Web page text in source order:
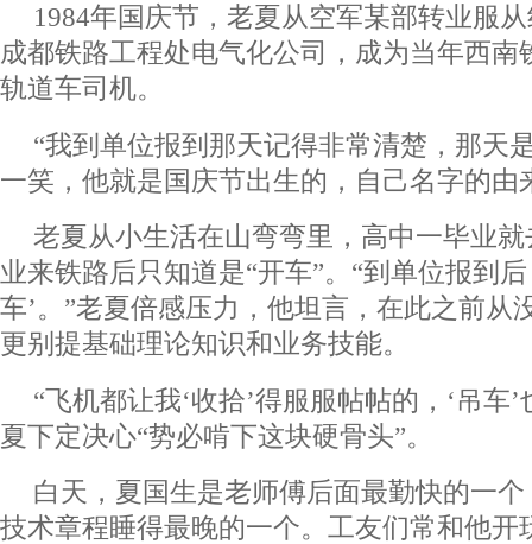
1984年国庆节，老夏从空军某部转业服
成都铁路工程处电气化公司，成为当年西南
轨道车司机。
“我到单位报到那天记得非常清楚，那天
一笑，他就是国庆节出生的，自己名字的由
老夏从小生活在山弯弯里，高中一毕业
业来铁路后只知道是“开车”。“到单位报到
车’。”老夏倍感压力，他坦言，在此之前从
更别提基础理论知识和业务技能。
“飞机都让我‘收拾’得服服帖帖的，‘吊车
夏下定决心“势必啃下这块硬骨头”。
白天，夏国生是老师傅后面最勤快的一
技术章程睡得最晚的一个。工友们常和他开